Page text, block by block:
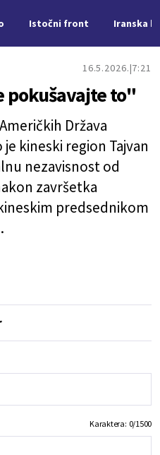
Istočni front Iranska
16.5.2026. 7:21
pokušavajte to"
Država
kineski region Tajvan
nezavisnost od
završetka
predsednikom
Karaktera: 0/1500